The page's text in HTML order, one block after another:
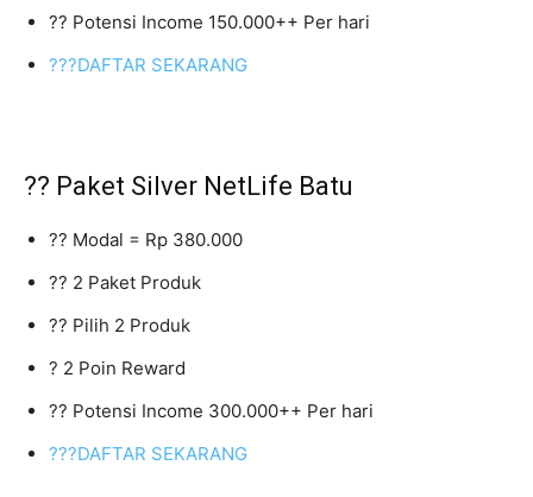
?? Potensi Income 150.000++ Per hari
???DAFTAR SEKARANG
?? Paket Silver NetLife Batu
?? Modal = Rp 380.000
?? 2 Paket Produk
?? Pilih 2 Produk
? 2 Poin Reward
?? Potensi Income 300.000++ Per hari
???DAFTAR SEKARANG